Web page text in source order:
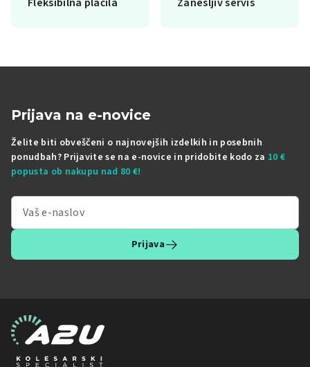
Prijava na e-novice
Želite biti obveščeni o najnovejših izdelkih in posebnih
ponudbah? Prijavite se na e-novice in pridobite kodo za 10 €
popusta ob nakupu nad 80 €!
Prijava